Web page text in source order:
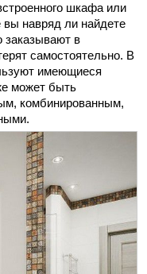
шкафа или
навряд ли найдете
заказывают в
самостоятельно. В
имеющиеся
может быть
комбинированным,